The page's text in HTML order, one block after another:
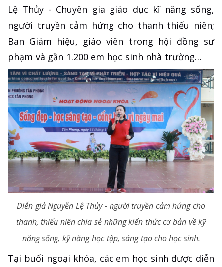
Lệ Thủy - Chuyên gia giáo dục kĩ năng sống,
người truyền cảm hứng cho thanh thiếu niên;
Ban Giám hiệu, giáo viên trong hội đồng sư
phạm và gần 1.200 em học sinh nhà trường…
Diễn giả Nguyễn Lệ Thủy - người truyền cảm hứng cho
thanh, thiếu niên chia sẻ những kiến thức cơ bản về kỹ
năng sống, kỹ năng học tập, sáng tạo cho học sinh.
Tại buổi ngoại khóa, các em học sinh được diễn